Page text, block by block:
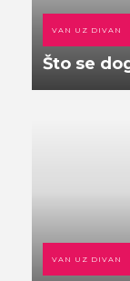
VAN UZ DIVAN
Što se
VAN UZ DIVAN